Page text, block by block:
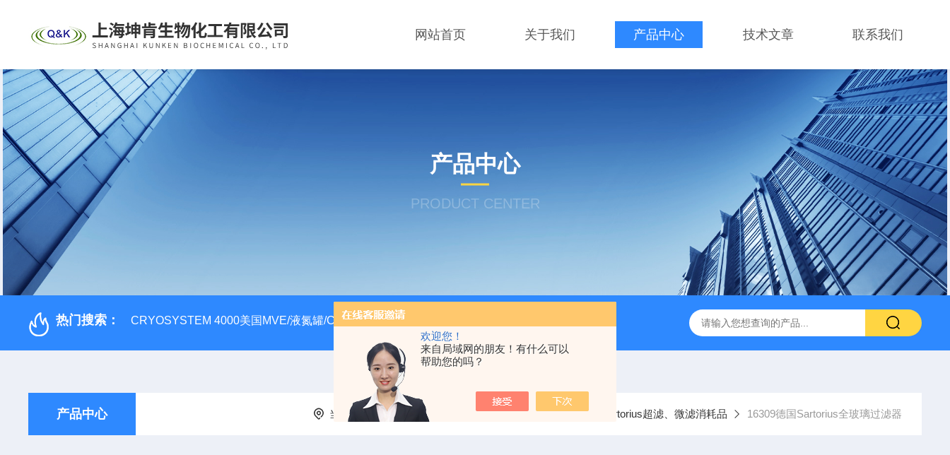
欢迎您！
来自局域网的朋友！有什么可以
帮助您的吗？
网站首页 关于我们 产品中心 技术文章 联系我们
产品中心
PRODUCT CENTER
热门搜索： CRYOSYSTEM 4000美国MVE/液氮罐/CRYOSYSTEM 4000 美国Corning 384孔细胞培养板 安捷伦Agilent色谱柱清单1 产品价格
产品中心 当前位置： 首页 产品中心 过滤器 德国赛多利斯Sartorius超滤、微滤消耗品 16309德国Sartorius全玻璃过滤器